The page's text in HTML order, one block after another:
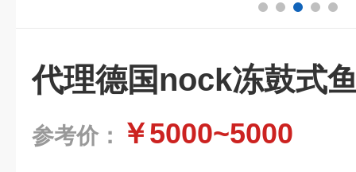
代理德国nock冻鼓式
参考价： ￥5000~5000